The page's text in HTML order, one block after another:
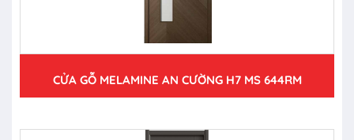
CỬA GỖ MELAMINE AN CƯỜNG H7 MS 644RM